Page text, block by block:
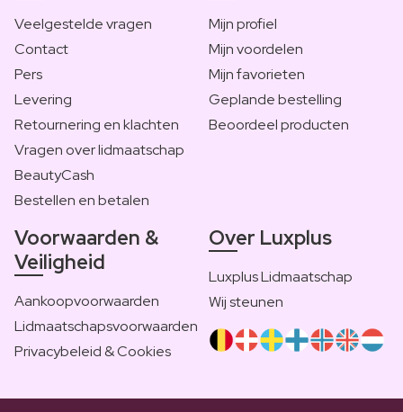
Veelgestelde vragen
Contact
Pers
Levering
Retournering en klachten
Vragen over lidmaatschap
BeautyCash
Bestellen en betalen
Mijn profiel
Mijn voordelen
Mijn favorieten
Geplande bestelling
Beoordeel producten
Voorwaarden &
Veiligheid
Aankoopvoorwaarden
Lidmaatschapsvoorwaarden
Privacybeleid & Cookies
Over Luxplus
Luxplus Lidmaatschap
Wij steunen